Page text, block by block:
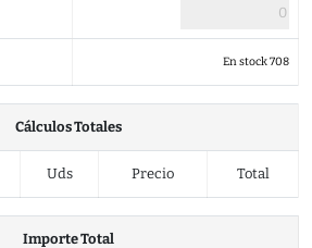
En stock 708
Cálculos Totales
Uds Precio Total
Importe Total